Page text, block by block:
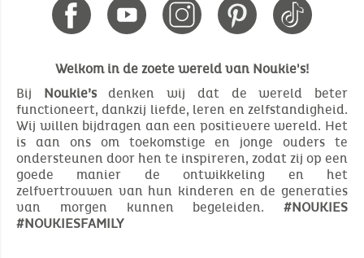
Welkom in de zoete wereld van Noukie's!
Bij Noukie’sdenken wij dat de wereld beter
functioneert, dankzij liefde, leren en zelfstandigheid.
Wij willen bijdragen aan een positievere wereld. Het
is aan ons om toekomstige en jonge ouders te
ondersteunen door hen te inspireren, zodat zij op een
goede manier de ontwikkeling en het
zelfvertrouwen van hun kinderen en de generaties
van morgen kunnen begeleiden. #NOUKIES
#NOUKIESFAMILY